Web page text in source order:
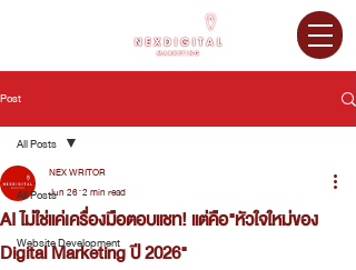
Post
All Posts
Website Development
All Posts
AI ไม่ใช่แค่เครื่องมือตอบแชท! แต่คือ"หัวใจใหม่ของ
Digital Marketing ปี 2026"
NEX WRITOR
Jun 26 2 min read